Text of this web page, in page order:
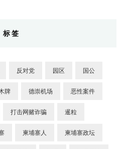
标签
反对党 园区 国公
牌 德崇机场 恶性案件
打击网赌诈骗 暹粒
柬埔寨人 柬埔寨政坛